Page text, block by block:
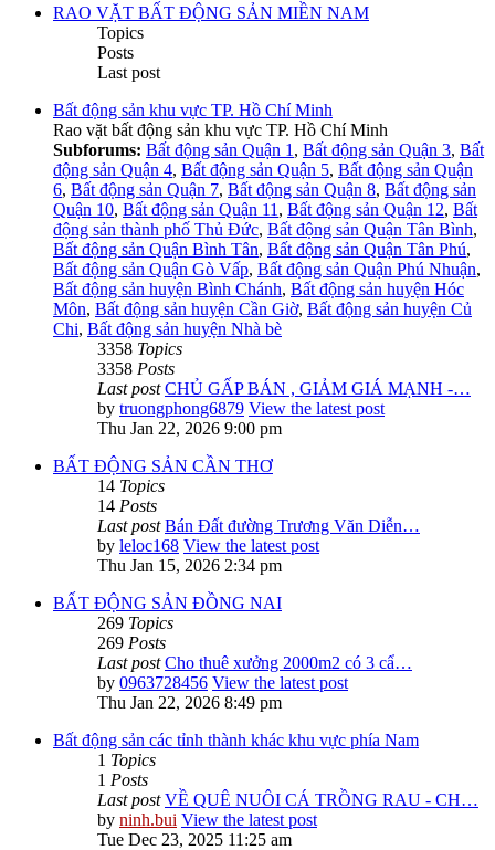
RAO VẶT BẤT ĐỘNG SẢN MIỀN NAM
Topics
Posts
Last post
Bất động sản khu vực TP. Hồ Chí Minh
Rao vặt bất động sản khu vực TP. Hồ Chí Minh
Subforums: Bất động sản Quận 1 , Bất động sản Quận 3, Bất
động sản Quận 4, Bất động sản Quận 5, Bất động sản Quận
6, Bất động sản Quận 7, Bất động sản Quận 8, Bất động sản
Quận 10, Bất động sản Quận 11 , Bất động sản Quận 12, Bất
động sản thành phố Thủ Đức, Bất động sản Quận Tân Bình,
Bất động sản Quận Bình Tân, Bất động sản Quận Tân Phú,
Bất động sản Quận Gò Vấp, Bất động sản Quận Phú Nhuận,
Bất động sản huyện Bình Chánh, Bất động sản huyện Hóc
Môn, Bất động sản huyện Cần Giờ, Bất động sản huyện Củ
Chi, Bất động sản huyện Nhà bè
3358 Topics
3358 Posts
Last post CHỦ GẤP BÁN , GIẢM GIÁ MẠNH -…
by truongphong6879 View the latest post
Thu Jan 22, 2026 9:00 pm
BẤT ĐỘNG SẢN CẦN THƠ
14 Topics
14 Posts
Last post Bán Đất đường Trương Văn Diễn…
by leloc168 View the latest post
Thu Jan 15, 2026 2:34 pm
BẤT ĐỘNG SẢN ĐỒNG NAI
269 Topics
269 Posts
Last post Cho thuê xưởng 2000m2 có 3 cẩ…
by 0963728456 View the latest post
Thu Jan 22, 2026 8:49 pm
Bất động sản các tỉnh thành khác khu vực phía Nam
1 Topics
1 Posts
Last post VỀ QUÊ NUÔI CÁ TRỒNG RAU - CH…
by ninh.bui View the latest post
Tue Dec 23, 2025 11:25 am